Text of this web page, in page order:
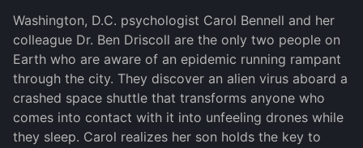
Washington, D.C. psychologist Carol Bennell and her
colleague Dr. Ben Driscoll are the only two people on
Earth who are aware of an epidemic running rampant
through the city. They discover an alien virus aboard a
crashed space shuttle that transforms anyone who
comes into contact with it into unfeeling drones while
they sleep. Carol realizes her son holds the key to